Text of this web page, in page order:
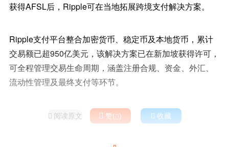
获得AFSL后，Ripple可在当地拓展跨境支付解决方案。
Ripple支付平台整合加密货币、稳定币及本地货币，累计
交易额已超950亿美元，该解决方案已在新加坡获得许可，
可全程管理交易生命周期，涵盖注册合规、资金、外汇、
流动性管理及最终支付等环节。
 阅读原文  赞()  收藏